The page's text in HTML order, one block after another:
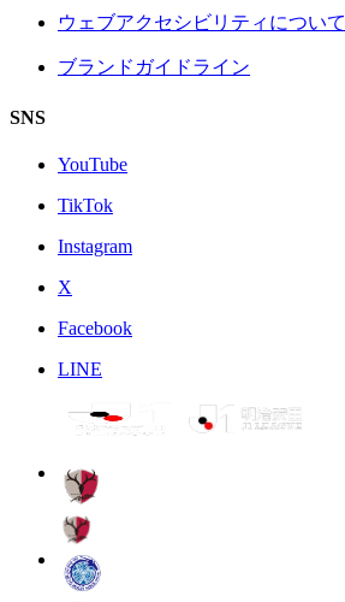
ウェブアクセシビリティについて
ブランドガイドライン
SNS
YouTube
TikTok
Instagram
X
Facebook
LINE